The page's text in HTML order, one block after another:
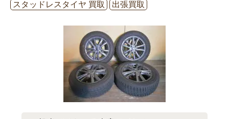
スタッドレスタイヤ 買取
出張買取